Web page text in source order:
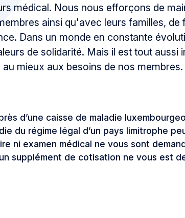
médical. Nous nous efforçons de
ainsi qu'avec leurs familles,
Dans un monde en constante
de solidarité. Mais il est tout aussi
mieux aux besoins de nos membres.
d’une caisse de maladie
du régime légal d’un pays limitrophe
ni examen médical ne vous sont
supplément de cotisation ne vous est